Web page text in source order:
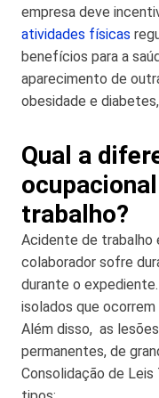
empresa deve
atividades físicas
benefícios para a
aparecimento de
obesidade e
Qual a
trabalho?
Acidente de trabalho
colaborador sofre
durante o
isolados que
Além disso, as
permanentes, de
Consolidação de